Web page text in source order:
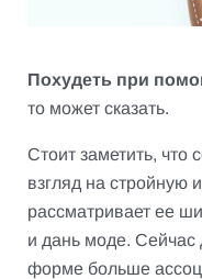
Похудеть при
то может сказать.
Стоит заметить, что
взгляд на стройную
рассматривает ее
и дань моде.
форме больше